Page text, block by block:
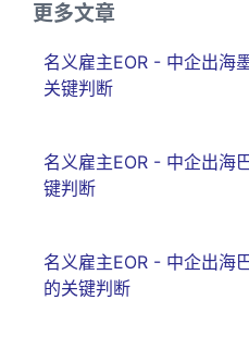
更多文章
名义雇主EOR - 中企出海
关键判断
名义雇主EOR - 中企出海
键判断
名义雇主EOR - 中企出海
的关键判断